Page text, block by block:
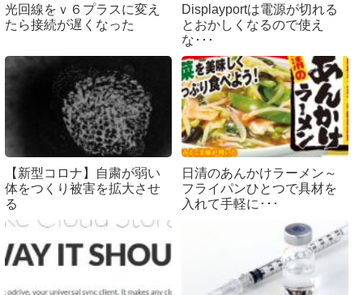
光回線をｖ６プラスに変え
たら接続が遅くなった
Displayportは電源が切れる
とおかしくなるので使え
な･･･
【新型コロナ】自粛が弱い
体をつくり被害を拡大させ
る
日清のあんかけラーメン～
フライパンひとつで具材を
入れて手軽に･･･